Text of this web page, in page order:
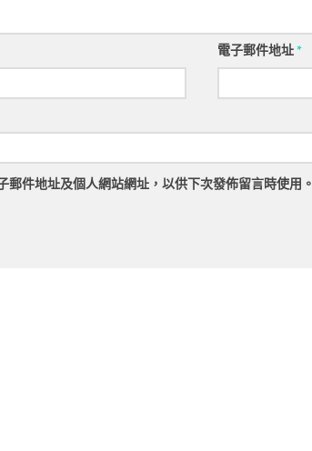
電子郵件地址*
郵件地址及個人網站網址，以供下次發佈留言時使用。